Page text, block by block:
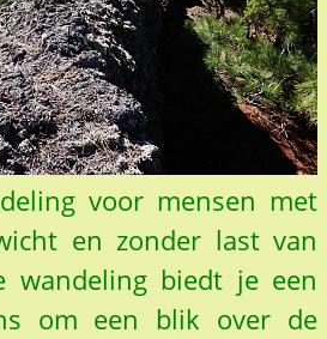
voor mensen met
en zonder last van
wandeling biedt je een
om een blik over de